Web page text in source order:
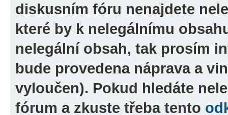
diskusním fóru nenajdete
které by k nelegálnímu
nelegální obsah, tak prosím
bude provedena náprava a
vyloučen). Pokud hledáte
fórum a zkuste třeba tento